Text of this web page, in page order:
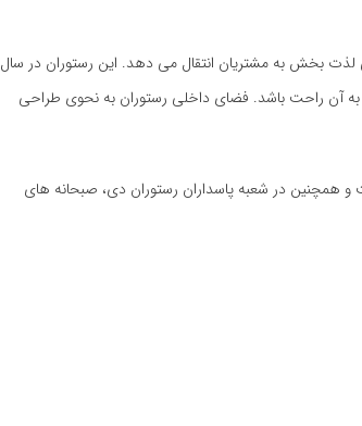
لذت بخش به مشتریان انتقال می دهد. این رستوران در سال
به آن راحت باشد. فضای داخلی رستوران به نحوی طراحی
و همچنین در شعبه پاسداران رستوران دی، صبحانه های